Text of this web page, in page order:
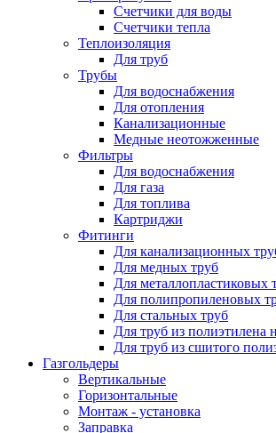
Счетчики для воды
Счетчики тепла
Теплоизоляция
Для труб
Трубы
Для водоснабжения
Для отопления
Канализационные
Медные неотожженные
Фильтры
Для водоснабжения
Для газа
Для топлива
Картриджи
Фитинги
Для канализационных
Для медных труб
Для металлопластиковых
Для полипропиленовых
Для стальных труб
Для труб из полиэтилена
Для труб из сшитого
Газгольдеры
Вертикальные
Горизонтальные
Монтаж - установка
Заправка